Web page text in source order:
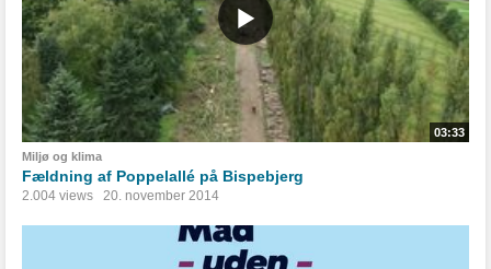
03:33
Miljø og klima
Fældning af Poppelallé på Bispebjerg
2.004 views 20. november 2014